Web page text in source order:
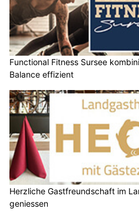
Functional Fitness Sursee
Balance effizient
Herzliche Gastfreundschaft im
geniessen